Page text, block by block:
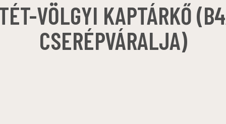
VÖLGYI KAPTÁRKŐ
CSERÉPVÁRALJA)